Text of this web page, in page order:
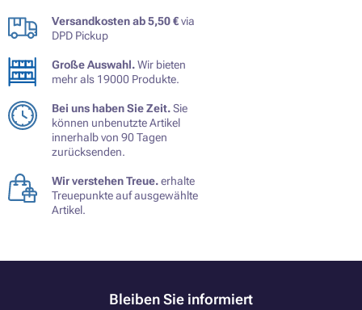
Versandkosten ab 5,50 €via
DPD Pickup
Große Auswahl.Wir bieten
mehr als 19000 Produkte.
Bei uns haben Sie Zeit.Sie
können unbenutzte Artikel
innerhalb von 90 Tagen
zurücksenden.
Wir verstehen Treue.erhalte
Treuepunkte auf ausgewählte
Artikel.
Bleiben Sie informiert